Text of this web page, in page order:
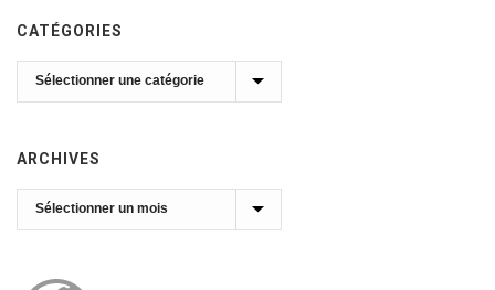
CATÉGORIES
Catégories
ARCHIVES
Archives